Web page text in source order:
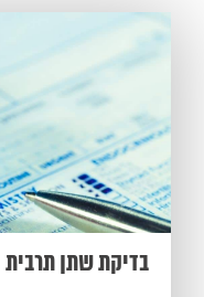
בדיקת שתן תרבית